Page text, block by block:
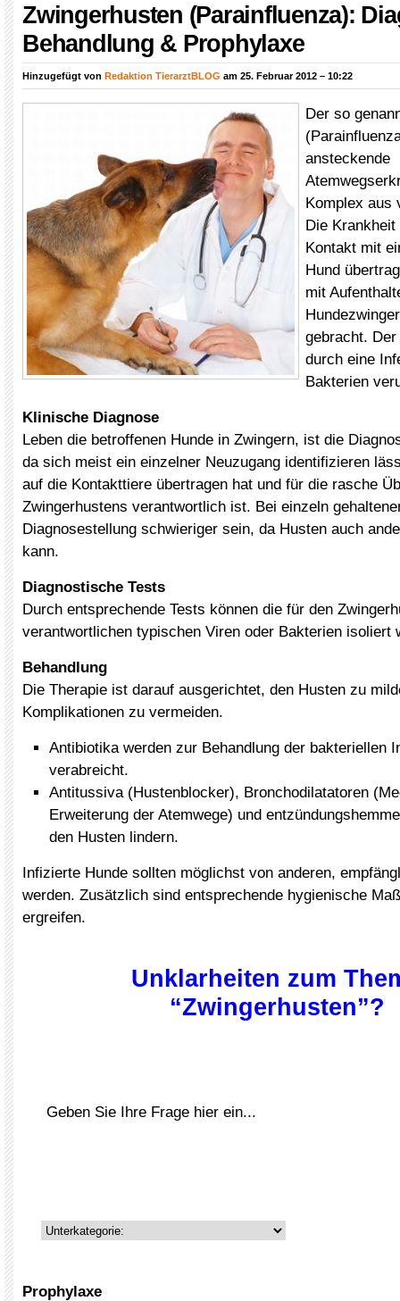
Zwingerhusten (Parainfluenza):
Behandlung & Prophylaxe
Hinzugefügt von Redaktion TierarztBLOG am 25. Februar 2012 – 10:22
Der so
ansteckende
Komplex aus
Die
Kontakt mit
Hund
mit
gebracht.
durch eine
Bakterien
Klinische Diagnose
Leben die betroffenen Hunde in Zwingern, ist die
da sich meist ein einzelner Neuzugang identifizieren
auf die Kontakttiere übertragen hat und für die rasche
Zwingerhustens verantwortlich ist. Bei einzeln
Diagnosestellung schwieriger sein, da Husten auch
kann.
Diagnostische Tests
Durch entsprechende Tests können die für den
verantwortlichen typischen Viren oder Bakterien isoliert
Behandlung
Die Therapie ist darauf ausgerichtet, den Husten zu
Komplikationen zu vermeiden.
Antibiotika werden zur Behandlung der bakteriellen
verabreicht.
Antitussiva (Hustenblocker), Bronchodilatatoren
Erweiterung der Atemwege) und
den Husten lindern.
Infizierte Hunde sollten möglichst von anderen,
werden. Zusätzlich sind entsprechende hygienische
ergreifen.
Unklarheiten zum
“Zwingerhusten”?
Prophylaxe